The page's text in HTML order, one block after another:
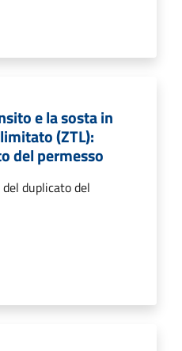
e la sosta in
(ZTL):
del permesso
duplicato del